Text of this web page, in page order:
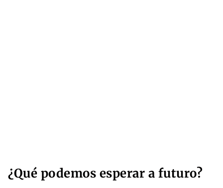
¿Qué podemos esperar a futuro?